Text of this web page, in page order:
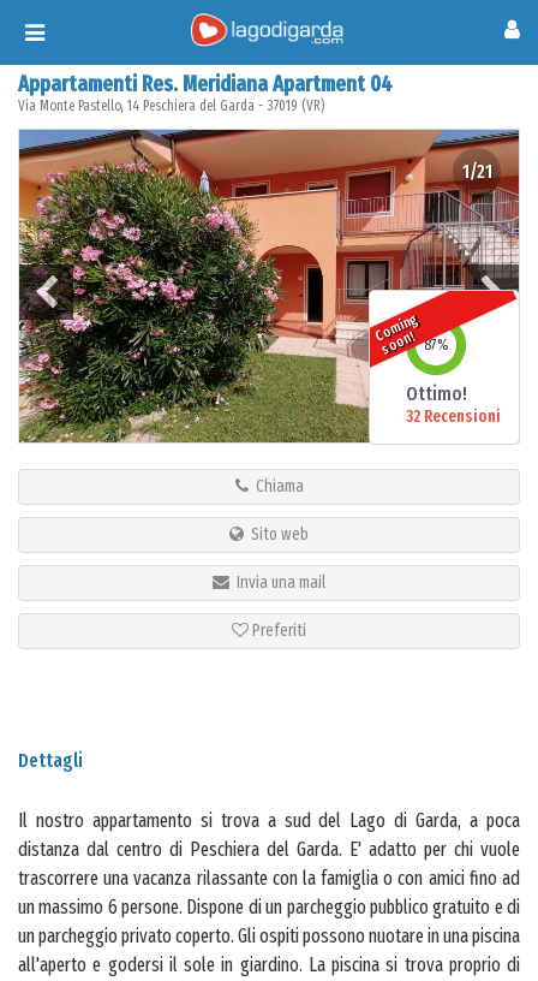
Toggle
navigation
Appartamenti Res. Meridiana Apartment 04
Via Monte Pastello, 14 Peschiera del Garda - 37019 (VR)
1/21
87%
Ottimo!
32 Recensioni
C
o
mi
n
g
s
o
o
n!
Chiama
Sito web
Invia una mail
Preferiti
Dettagli
Il nostro appartamento si trova a sud del Lago di Garda, a poca
distanza dal centro di Peschiera del Garda. E' adatto per chi vuole
trascorrere una vacanza rilassante con la famiglia o con amici fino ad
un massimo 6 persone. Dispone di un parcheggio pubblico gratuito e di
un parcheggio privato coperto. Gli ospiti possono nuotare in una piscina
all'aperto e godersi il sole in giardino. La piscina si trova proprio di